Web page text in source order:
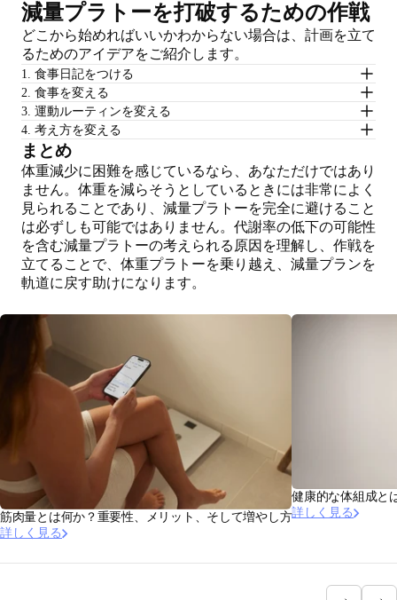
減量プラトーを打破するための作戦
どこから始めればいいかわからない場合は、計画を立て
るためのアイデアをご紹介します。
1. 食事日記をつける
2. 食事を変える
3. 運動ルーティンを変える
4. 考え方を変える
まとめ
体重減少に困難を感じているなら、あなただけではあり
ません。体重を減らそうとしているときには非常によく
見られることであり、減量プラトーを完全に避けること
は必ずしも可能ではありません。代謝率の低下の可能性
を含む減量プラトーの考えられる原因を理解し、作戦を
立てることで、体重プラトーを乗り越え、減量プランを
軌道に戻す助けになります。
筋肉量とは何か？重要性、メリット、そして増やし方
詳しく見る
健康的な体組成と
詳しく見る